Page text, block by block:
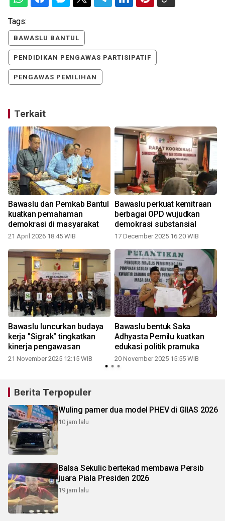
Tags:
BAWASLU BANTUL
PENDIDIKAN PENGAWAS PARTISIPATIF
PENGAWAS PEMILIHAN
Terkait
Bawaslu dan Pemkab Bantul
kuatkan pemahaman
demokrasi di masyarakat
21 April 2026 18:45 WIB
Bawaslu perkuat kemitraan
berbagai OPD wujudkan
demokrasi substansial
17 December 2025 16:20 WIB
Bawaslu luncurkan budaya
kerja "Sigrak" tingkatkan
kinerja pengawasan
21 November 2025 12:15 WIB
Bawaslu bentuk Saka
Adhyasta Pemilu kuatkan
edukasi politik pramuka
20 November 2025 15:55 WIB
Berita Terpopuler
Wuling pamer dua model PHEV di GIIAS 2026
10 jam lalu
Balsa Sekulic bertekad membawa Persib
juara Piala Presiden 2026
19 jam lalu